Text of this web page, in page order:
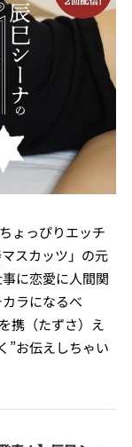
ょっぴりエッチ
スカッツ」の元
に恋愛に人間関
ラになるべ
携（たずさ）え
”お伝えしちゃい